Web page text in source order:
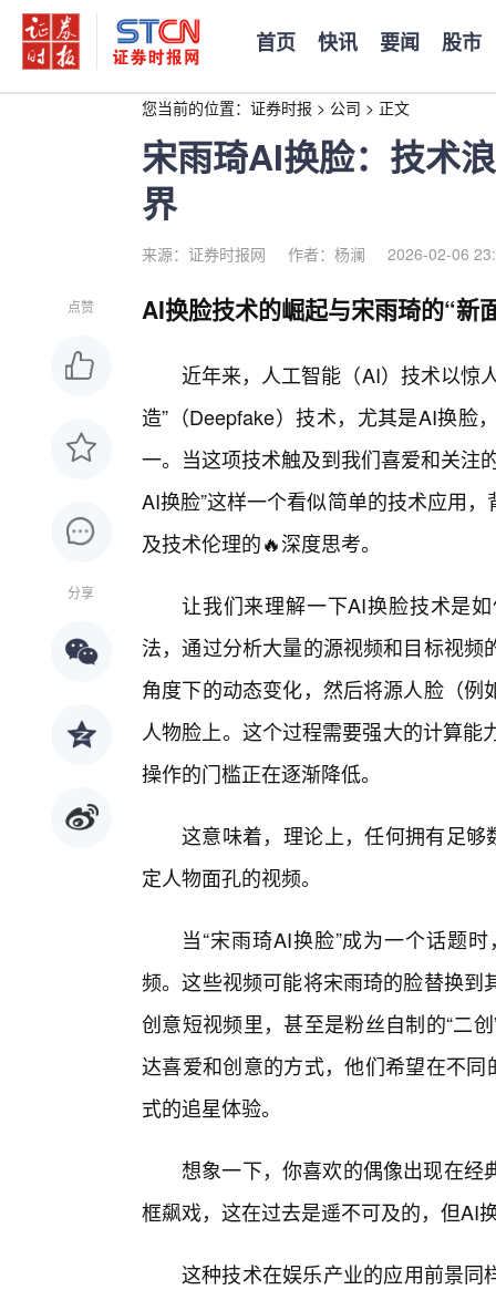
首页 快讯 要闻 股市
您当前的位置： 证券时报 > 公司 > 正文
宋雨琦AI换脸：技术
界
来源：证券时报网 作者：杨澜 2026-02-06
点赞
分享
AI换脸技术的崛起与宋雨琦的“新
近年来，人工智能（AI）技术以惊
造”（Deepfake）技术，尤其是AI换脸
一。当这项技术触及到我们喜爱和关注
AI换脸”这样一个看似简单的技术应用
及技术伦理的🔥深度思考。
让我们来理解一下AI换脸技术是
法，通过分析大量的源视频和目标视
角度下的动态变化，然后将源人脸（
人物脸上。这个过程需要强大的计算
操作的门槛正在逐渐降低。
这意味着，理论上，任何拥有足够
定人物面孔的视频。
当“宋雨琦AI换脸”成为一个话题
频。这些视频可能将宋雨琦的脸替换
创意短视频里，甚至是粉丝自制的“二
达喜爱和创意的方式，他们希望在不
式的追星体验。
想象一下，你喜欢的偶像出现在经
框飙戏，这在过去是遥不可及的，但AI
这种技术在娱乐产业的应用前景